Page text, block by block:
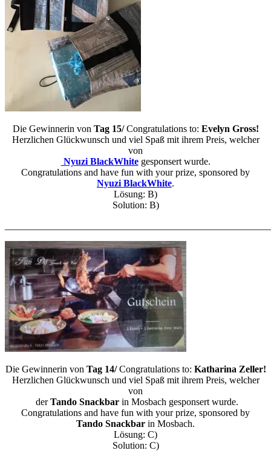
Die Gewinnerin von Tag 15/Congratulations to: Evelyn Gross!
Herzlichen Glückwunsch und viel Spaß mit ihrem Preis, welcher
von
Nyuzi BlackWhitegesponsert wurde.
Congratulations and have fun with your prize, sponsored by
Nyuzi BlackWhite.
Lösung: B)
Solution: B)
Die Gewinnerin von Tag 14/Congratulations to: Katharina Zeller!
Herzlichen Glückwunsch und viel Spaß mit ihrem Preis, welcher
von
derTando Snackbarin Mosbach gesponsert wurde.
Congratulations and have fun with your prize, sponsored by
Tando Snackbar in Mosbach.
Lösung: C)
Solution: C)